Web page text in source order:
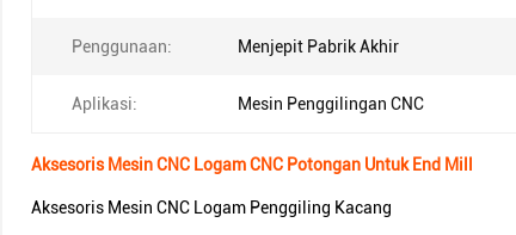
Penggunaan: Menjepit Pabrik Akhir
Aplikasi: Mesin Penggilingan CNC
Aksesoris Mesin CNC Logam CNC Potongan Untuk End Mill
Aksesoris Mesin CNC Logam Penggiling Kacang